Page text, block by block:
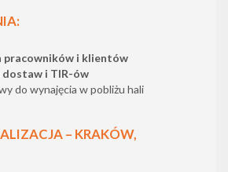
pracowników i klientów
dostaw i TIR-ów
do wynajęcia w pobliżu hali
– KRAKÓW,